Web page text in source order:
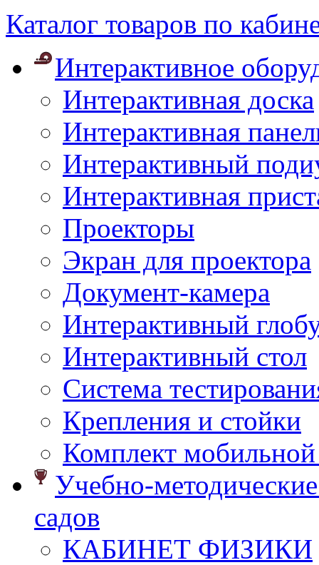
Каталог товаров по
Интерактивное
Интерактивная доска
Интерактивная
Интерактивный
Интерактивная
Проекторы
Экран для проектора
Документ-камера
Интерактивный
Интерактивный стол
Система
Крепления и стойки
Комплект
Учебно-
садов
КАБИНЕТ ФИЗИКИ